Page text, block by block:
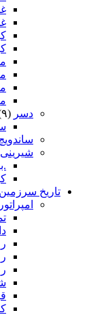
دسر (۹)
شیرینی
تاریخ